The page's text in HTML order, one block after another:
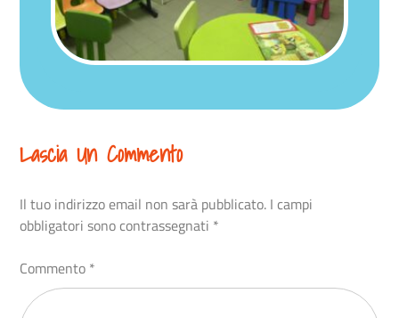
Lascia Un Commento
Il tuo indirizzo email non sarà pubblicato. I campi
obbligatori sono contrassegnati *
Commento *